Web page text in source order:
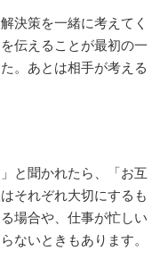
決策を一緒に考えてく
伝えることが最初の一
。あとは相手が考える
と聞かれたら、「お互
それぞれ大切にするも
場合や、仕事が忙しい
ないときもあります。